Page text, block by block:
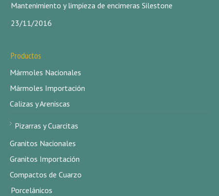
Mantenimiento y limpieza de encimeras Silestone
23/11/2016
Productos
Mármoles Nacionales
Mármoles Importación
Calizas y Areniscas
Pizarras y Cuarcitas
Granitos Nacionales
Granitos Importación
Compactos de Cuarzo
Porcelánicos